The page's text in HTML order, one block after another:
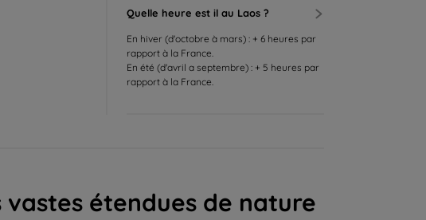
Quelle heure est il au Laos ?
En hiver (d'octobre à mars) : + 6 heures par
rapport à la France.
En été (d'avril a septembre) : + 5 heures par
rapport à la France.
vastes étendues de nature